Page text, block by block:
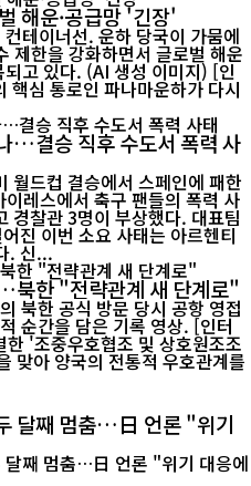
해운·공급망 '긴장'
테이너선. 운하 당국이 가뭄에
제한을 강화하면서 글로벌 해운
고 있다. (AI 생성 이미지) [인
핵심 통로인 파나마운하가 다시
…결승 직후 수도서 폭력 사
드컵 결승에서 스페인에 패한
레스에서 축구 팬들의 폭력 사
경찰관 3명이 부상했다. 대표팀
진 이번 소요 사태는 아르헨티
나 사회에 적지 않은 충격을 안겼다. 신...
북한 "전략관계 새 단계로"
간을 담은 기록 영상. [인터
'조중우호협조 및 상호원조조
맞아 양국의 전통적 우호관계를
달째 멈춤…日 언론 "위기